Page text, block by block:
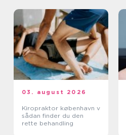
03. august 2026
Kiropraktor københavn v
sådan finder du den
rette behandling